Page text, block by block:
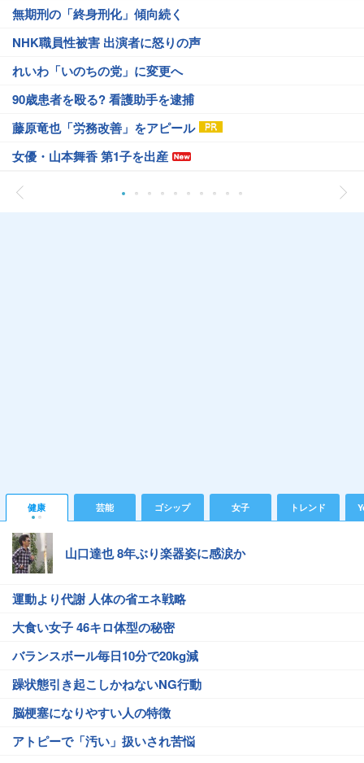
無期刑の「終身刑化」傾向続く
NHK職員性被害 出演者に怒りの声
れいわ「いのちの党」に変更へ
90歳患者を殴る? 看護助手を逮捕
藤原竜也「労務改善」をアピール
女優・山本舞香 第1子を出産
健康 芸能 ゴシップ 女子 トレンド
山口達也 8年ぶり楽器姿に感涙か
運動より代謝 人体の省エネ戦略
大食い女子 46キロ体型の秘密
バランスボール毎日10分で20kg減
躁状態引き起こしかねないNG行動
脳梗塞になりやすい人の特徴
アトピーで「汚い」扱いされ苦悩